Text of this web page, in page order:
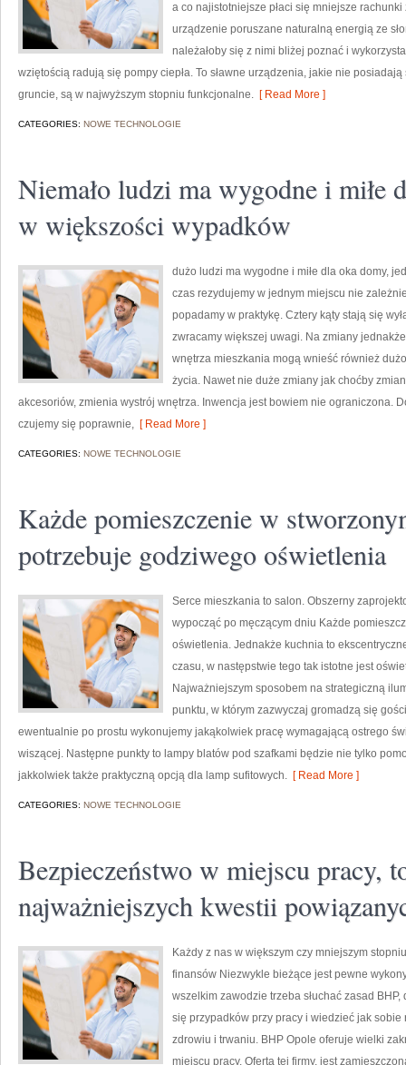
a co najistotniejsze płaci się mniejsze
urządzenie poruszane naturalną energią ze
należałoby się z nimi bliżej poznać i
wziętością radują się pompy ciepła. To sławne urządzenia, jakie nie
gruncie, są w najwyższym stopniu funkcjonalne. [ Read More ]
CATEGORIES: NOWE TECHNOLOGIE
Niemało ludzi ma wygodne i miłe
w większości wypadków
dużo ludzi ma wygodne i miłe dla oka domy,
czas rezydujemy w jednym miejscu nie
popadamy w praktykę. Cztery kąty stają się
zwracamy większej uwagi. Na zmiany
wnętrza mieszkania mogą wnieść również
życia. Nawet nie duże zmiany jak choćby
akcesoriów, zmienia wystrój wnętrza. Inwencja jest bowiem nie ograniczona.
czujemy się poprawnie, [ Read More ]
CATEGORIES: NOWE TECHNOLOGIE
Każde pomieszczenie w
potrzebuje godziwego oświetlenia
Serce mieszkania to salon. Obszerny
wypocząć po męczącym dniu Każde
oświetlenia. Jednakże kuchnia to
czasu, w następstwie tego tak istotne jest
Najważniejszym sposobem na strategiczną
punktu, w którym zazwyczaj gromadzą się
ewentualnie po prostu wykonujemy jakąkolwiek pracę wymagającą ostrego
wiszącej. Następne punkty to lampy blatów pod szafkami będzie nie tylko
jakkolwiek także praktyczną opcją dla lamp sufitowych. [ Read More ]
CATEGORIES: NOWE TECHNOLOGIE
Bezpieczeństwo w miejscu pracy,
najważniejszych kwestii
Każdy z nas w większym czy mniejszym
finansów Niezwykle bieżące jest pewne
wszelkim zawodzie trzeba słuchać zasad
się przypadków przy pracy i wiedzieć jak
zdrowiu i trwaniu. BHP Opole oferuje wielki
miejscu pracy. Oferta tej firmy, jest